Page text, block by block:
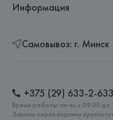
Информация
Самовывоз: г. Минск
+375 (29) 633-2-633
Время работы: пн-вс с 09:00 до
Заказы через корзину